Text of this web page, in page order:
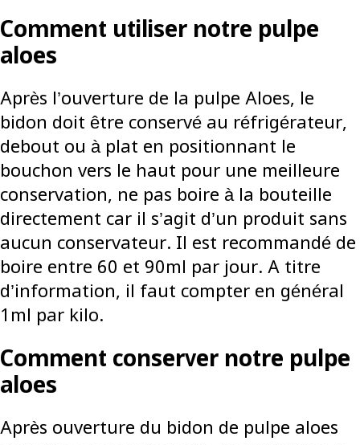
Comment utiliser notre pulpe
aloes
Après l’ouverture de la pulpe Aloes, le
bidon doit être conservé au réfrigérateur,
debout ou à plat en positionnant le
bouchon vers le haut pour une meilleure
conservation, ne pas boire à la bouteille
directement car il s’agit d’un produit sans
aucun conservateur. Il est recommandé de
boire entre 60 et 90ml par jour. A titre
d’information, il faut compter en général
1ml par kilo.
Comment conserver notre pulpe
aloes
Après ouverture du bidon de pulpe aloes